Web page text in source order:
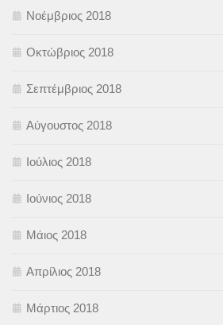
Νοέμβριος 2018
Οκτώβριος 2018
Σεπτέμβριος 2018
Αύγουστος 2018
Ιούλιος 2018
Ιούνιος 2018
Μάιος 2018
Απρίλιος 2018
Μάρτιος 2018